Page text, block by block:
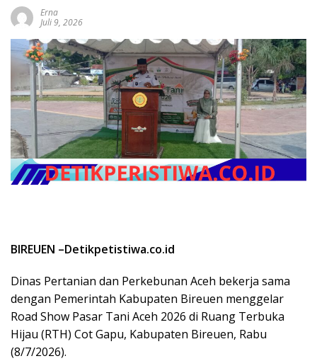
Erna
Juli 9, 2026
BIREUEN –Detikpetistiwa.co.id
Dinas Pertanian dan Perkebunan Aceh bekerja sama
dengan Pemerintah Kabupaten Bireuen menggelar
Road Show Pasar Tani Aceh 2026 di Ruang Terbuka
Hijau (RTH) Cot Gapu, Kabupaten Bireuen, Rabu
(8/7/2026).